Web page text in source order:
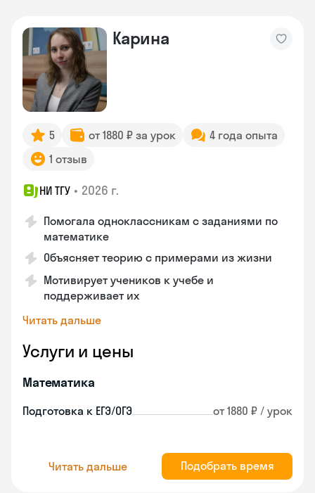
Карина
5 от 1880 ₽ за урок
4 года опыта
1 отзыв
НИ ТГУ • 2026 г.
Помогала одноклассникам с заданиями по
математике
Объясняет теорию с примерами из жизни
Мотивирует учеников к учебе и
поддерживает их
Читать дальше
Услуги и цены
Математика
Подготовка к ЕГЭ/ОГЭ от 1880 ₽ / урок
Читать дальше Подобрать время